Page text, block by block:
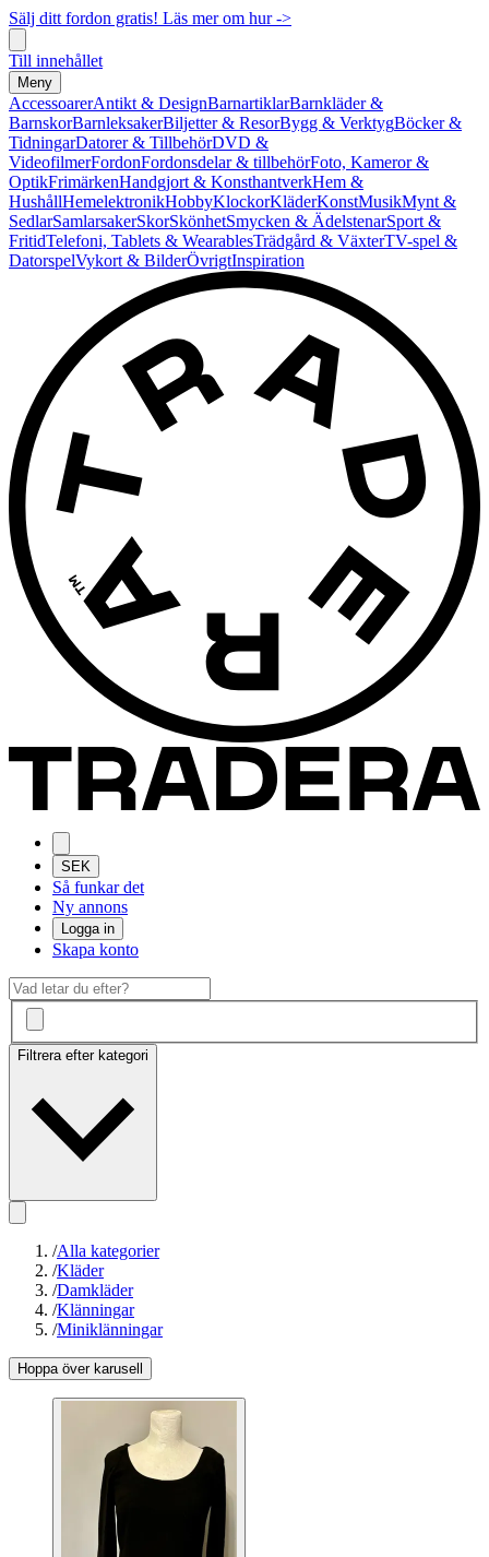
Sälj ditt fordon gratis! Läs mer om hur ->
Till innehållet
Meny
AccessoarerAntikt & DesignBarnartiklarBarnkläder &
BarnskorBarnleksakerBiljetter & ResorBygg & VerktygBöcker &
TidningarDatorer & TillbehörDVD &
VideofilmerFordonFordonsdelar & tillbehörFoto, Kameror &
OptikFrimärkenHandgjort & KonsthantverkHem &
HushållHemelektronikHobbyKlockorKläderKonstMusikMynt &
SedlarSamlarsakerSkorSkönhetSmycken & ÄdelstenarSport &
FritidTelefoni, Tablets & WearablesTrädgård & VäxterTV-spel &
DatorspelVykort & BilderÖvrigtInspiration
SEK
Så funkar det
Ny annons
Logga in
Skapa konto
Filtrera efter kategori
/Alla kategorier
/Kläder
/Damkläder
/Klänningar
/Miniklänningar
Hoppa över karusell